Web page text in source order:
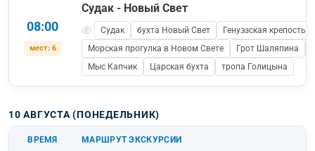
08:00
мест: 6
Судак - Новый Свет
Судак бухта Новый Свет
Генуэзская крепость
Морская прогулка в Новом Свете
Грот Шаляпина
Мыс Капчик
Царская бухта тропа Голицына
10 АВГУСТА (ПОНЕДЕЛЬНИК)
ВРЕМЯ МАРШРУТ ЭКСКУРСИИ